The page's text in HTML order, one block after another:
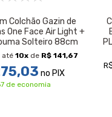
Colchão Gazin de
One Face Air Light +
Solteiro 88cm
até 10x de R$ 141,67
no PIX
de economia